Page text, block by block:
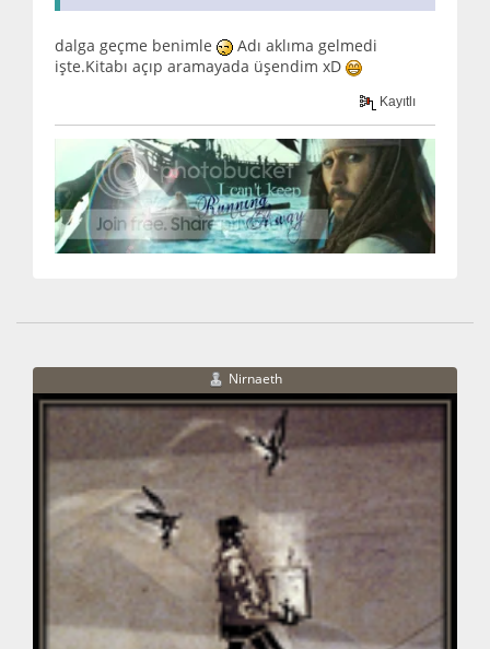
dalga geçme benimle
Adı aklıma gelmedi
işte.Kitabı açıp aramayada üşendim xD
Kayıtlı
Nirnaeth